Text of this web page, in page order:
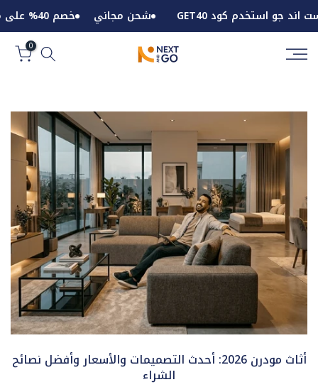
الانتقال
إلى
المحتوى
شحن مجاني خصم 40% على مراتب الدورا من تصميم نكست اند جو استخدم كود GET40
0
أثاث مودرن 2026: أحدث التصميمات والأسعار وأفضل نصائح
الشراء